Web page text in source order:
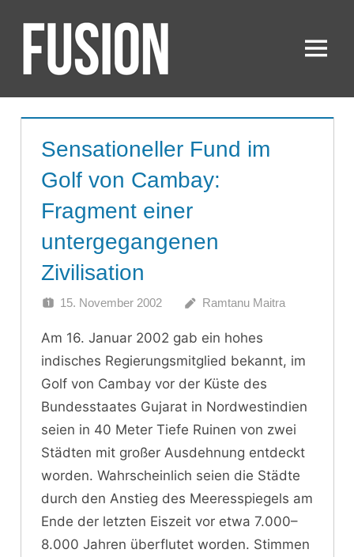
Inhalt
springenFUSION Menü
Sensationeller Fund im
Golf von Cambay:
Fragment einer
untergegangenen
Zivilisation
15. November 2002 Ramtanu Maitra
Am 16. Januar 2002 gab ein hohes
indisches Regierungsmitglied bekannt, im
Golf von Cambay vor der Küste des
Bundesstaates Gujarat in Nordwestindien
seien in 40 Meter Tiefe Ruinen von zwei
Städten mit großer Ausdehnung entdeckt
worden. Wahrscheinlich seien die Städte
durch den Anstieg des Meeresspiegels am
Ende der letzten Eiszeit vor etwa 7.000–
8.000 Jahren überflutet worden. Stimmen